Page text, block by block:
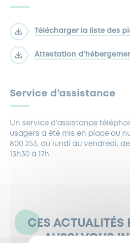
Télécharger la liste des
Attestation
Service d’assistance
Un service d’assistance
usagers a été mis en place au
800 253, du lundi au vendredi,
13h30 à 17h.
CES ACTUALITÉS
AUSSI VOUS